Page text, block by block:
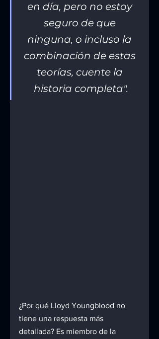
en día, pero no estoy
seguro de que
ninguna, o incluso la
combinación de estas
teorías, cuente la
historia completa".
¿Por qué Lloyd Youngblood no
tiene una respuesta más
detallada? Es miembro de la